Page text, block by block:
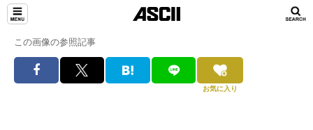
この画像の参照記事
お気に入り